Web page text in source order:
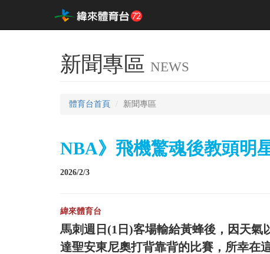
新聞專區 NEWS
體育台首頁 新聞專區
NBA》飛機驚魂後教頭明
2026/2/3
緯來體育台
馬刺週日(1日)客場輸給黃蜂後，因天
達聖安東尼奧打背靠背的比賽，所幸在